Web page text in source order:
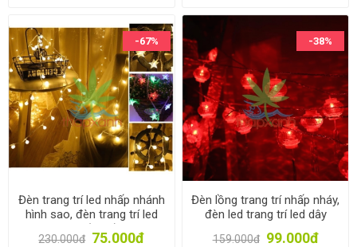
-67%
Đèn trang trí led nhấp nhánh
hình sao, đèn trang trí led
dây (10m)
230.000đ 75.000đ
-38%
Đèn lồng trang trí nhấp nháy,
đèn led trang trí led dây
159.000đ 99.000đ